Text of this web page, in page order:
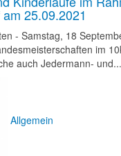
25.09.2021
- Samstag, 18
im
auch Jedermann- und...
Allgemein